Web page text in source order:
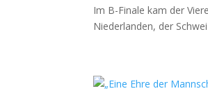
Im B-Finale kam der
Niederlanden, der